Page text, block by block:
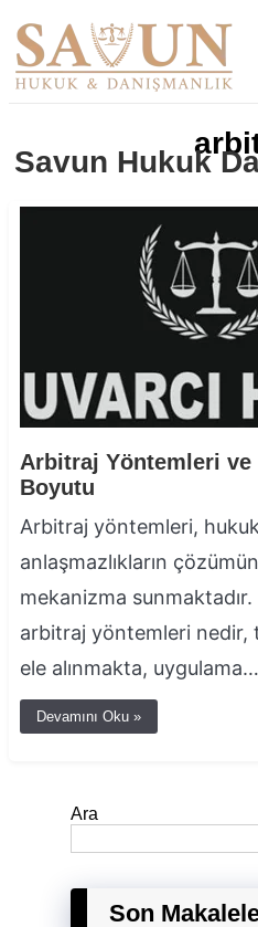
Savun Hukuk
Arbitraj Yöntemleri ve
Boyutu
Arbitraj yöntemleri,
anlaşmazlıkların
mekanizma sunmaktadır.
arbitraj yöntemleri nedir,
ele alınmakta, uygulama…
Devamını Oku »
Ara
Son